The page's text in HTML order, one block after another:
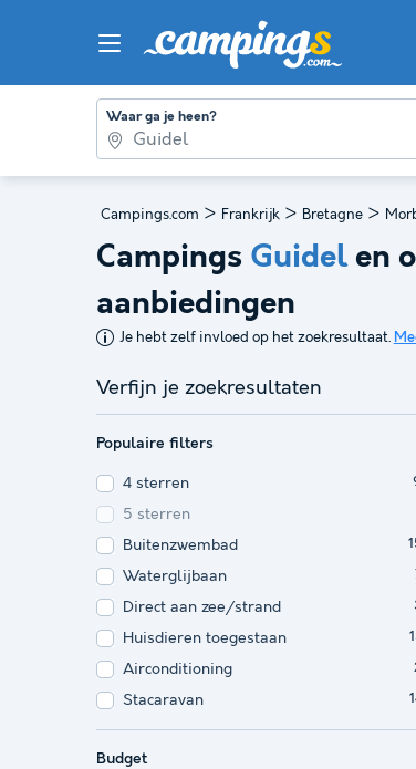
Waar ga je heen?
Campings.com > Frankrijk > Bretagne >
Campings Guidelen
aanbiedingen
Je hebt zelf invloed op het zoekresultaat.
Verfijn je zoekresultaten
Populaire filters
4 sterren
5 sterren
Buitenzwembad
Waterglijbaan
Direct aan zee/strand
Huisdieren toegestaan
Airconditioning
Stacaravan
Budget